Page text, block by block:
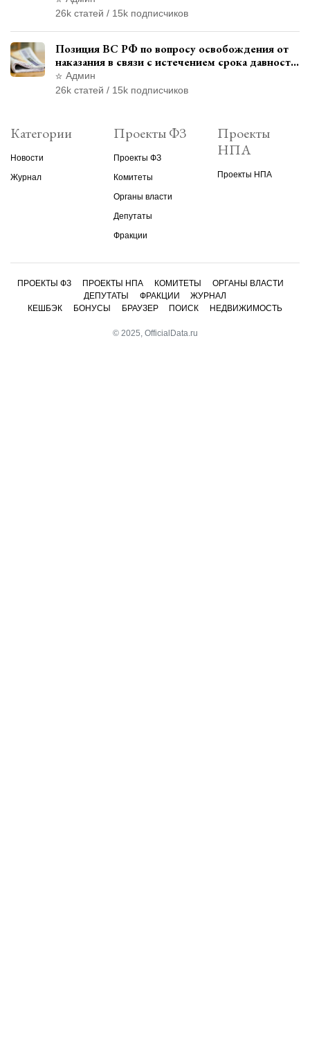
26k статей / 15k подписчиков
Позиция ВС РФ по вопросу освобождения от
наказания в связи с истечением срока давности
уголовного преследования
Админ
26k статей / 15k подписчиков
Категории
Новости
Журнал
Проекты ФЗ
Проекты ФЗ
Комитеты
Органы власти
Депутаты
Фракции
Проекты
НПА
Проекты НПА
ПРОЕКТЫ ФЗ ПРОЕКТЫ НПА КОМИТЕТЫ
ОРГАНЫ ВЛАСТИ
ДЕПУТАТЫ
ФРАКЦИИ
ЖУРНАЛ
КЕШБЭК
БОНУСЫ БРАУЗЕР ПОИСК НЕДВИЖИМОСТЬ
© 2025, OfficialData.ru